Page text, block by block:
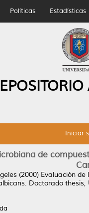
Políticas Estadísticas
Iniciar
de
(2000) Evaluación
Doctorado thesis,